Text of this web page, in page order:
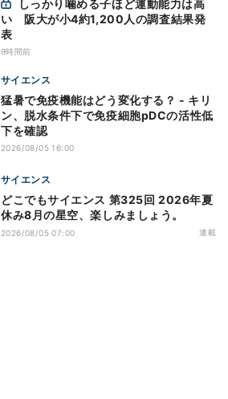
い 阪大が小4約1,200人の調査結果発
表
9時間前
サイエンス
猛暑で免疫機能はどう変化する？ - キリ
ン、脱水条件下で免疫細胞pDCの活性低
下を確認
2026/08/05 16:00
サイエンス
どこでもサイエンス 第325回 2026年夏
休み8月の星空、楽しみましょう。
2026/08/05 07:00 連載